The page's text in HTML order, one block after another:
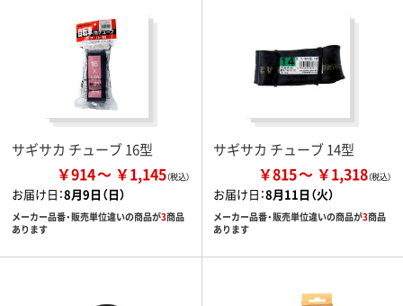
サギサカ チューブ 16型
￥914 ￥1,145
お届け日：8月9日（日）
メーカー品番・販売単位違いの商品が3商品
あります
サギサカ チューブ 14型
￥815 ￥1,318
お届け日：8月11日（火）
メーカー品番・販売単位違いの商品が3商品
あります